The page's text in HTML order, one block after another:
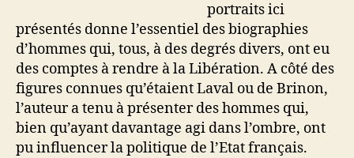
portraits ici
présentés donne l’essentiel des biographies
d’hommes qui, tous, à des degrés divers, ont eu
des comptes à rendre à la Libération. A côté des
figures connues qu’étaient Laval ou de Brinon,
l’auteur a tenu à présenter des hommes qui,
bien qu’ayant davantage agi dans l’ombre, ont
pu influencer la politique de l’Etat français.